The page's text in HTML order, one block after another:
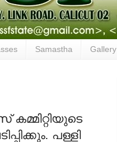
Samastha Gallery
പള്ളി